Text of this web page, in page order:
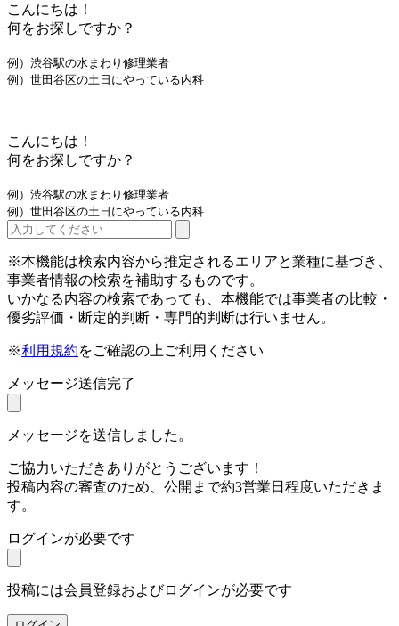
こんにちは！
何をお探しですか？
例）渋谷駅の水まわり修理業者
例）世田谷区の土日にやっている内科
こんにちは！
何をお探しですか？
例）渋谷駅の水まわり修理業者
例）世田谷区の土日にやっている内科
※本機能は検索内容から推定されるエリアと業種に基づき、
事業者情報の検索を補助するものです。
いかなる内容の検索であっても、本機能では事業者の比較・
優劣評価・断定的判断・専門的判断は行いません。
※利用規約をご確認の上ご利用ください
メッセージ送信完了
メッセージを送信しました。
ご協力いただきありがとうございます！
投稿内容の審査のため、公開まで約3営業日程度いただきま
す。
ログインが必要です
投稿には会員登録およびログインが必要です